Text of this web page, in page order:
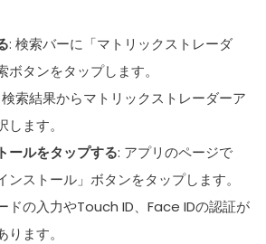
: 検索バーに「マトリックストレーダ
タンをタップします。
索結果からマトリックストレーダーア
ます。
ールをタップする: アプリのページで
ンストール」ボタンをタップします。
ドの入力やTouch ID、Face IDの認証が
ます。